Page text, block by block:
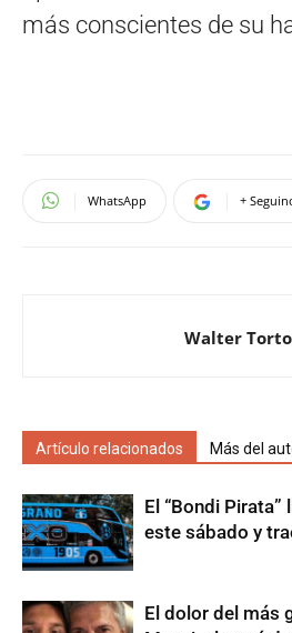
más conscientes de su
WhatsApp +
Walter
Artículo relacionados Más del
El “Bondi Pirata”
este sábado y
El dolor del más